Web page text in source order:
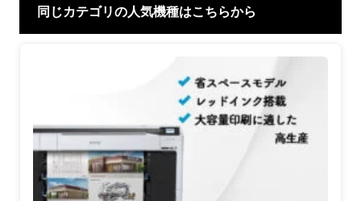
同じカテゴリの人気機種はこちらから